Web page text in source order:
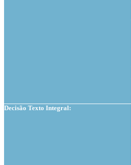
Decisão Texto Integral: